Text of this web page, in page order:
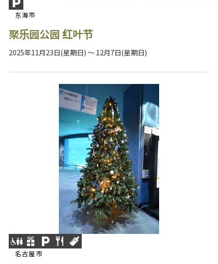
东海市
聚乐园公园 红叶节
2025年11月23日(星期日) ～ 12月7日(星期日)
名古屋市